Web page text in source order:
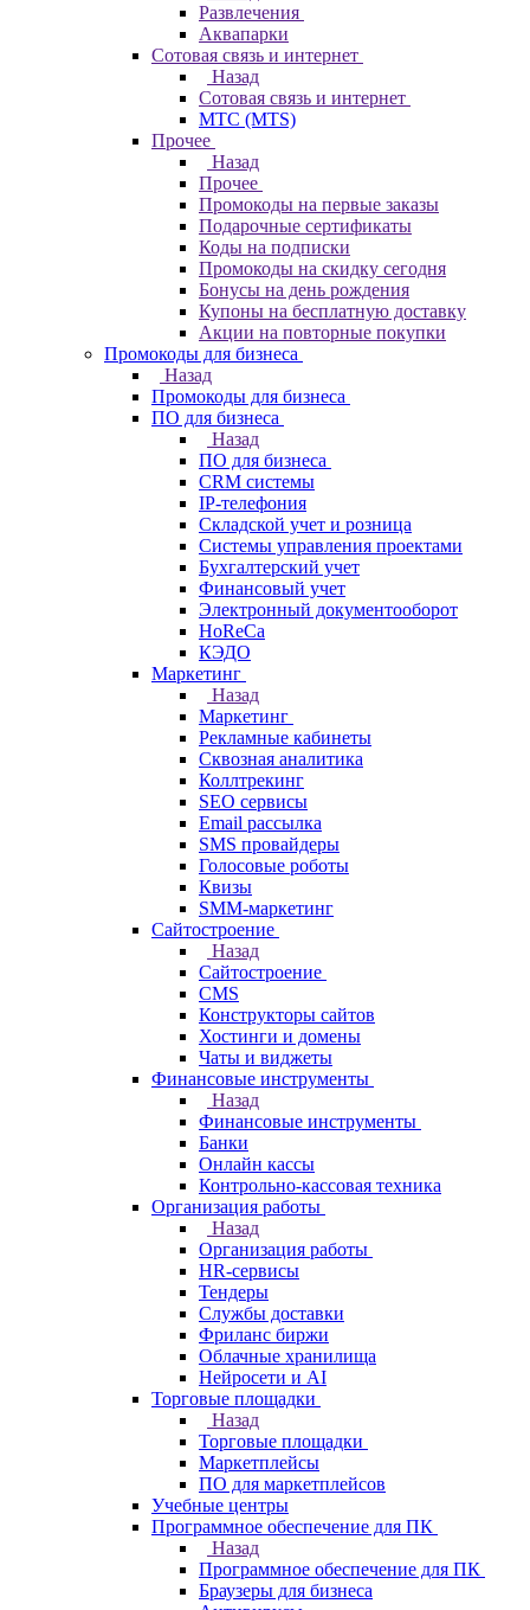
Развлечения
Аквапарки
Сотовая связь и интернет
Назад
Сотовая связь и интернет
МТС (MTS)
Прочее
Назад
Прочее
Промокоды на первые заказы
Подарочные сертификаты
Коды на подписки
Промокоды на скидку сегодня
Бонусы на день рождения
Купоны на бесплатную доставку
Акции на повторные покупки
Промокоды для бизнеса
Назад
Промокоды для бизнеса
ПО для бизнеса
Назад
ПО для бизнеса
CRM системы
IP-телефония
Складской учет и розница
Системы управления проектами
Бухгалтерский учет
Финансовый учет
Электронный документооборот
HoReCa
КЭДО
Маркетинг
Назад
Маркетинг
Рекламные кабинеты
Cквозная аналитика
Коллтрекинг
SEO сервисы
Email расcылка
SMS провайдеры
Голосовые роботы
Квизы
SMM-маркетинг
Сайтостроение
Назад
Сайтостроение
CMS
Конструкторы сайтов
Хостинги и домены
Чаты и виджеты
Финансовые инструменты
Назад
Финансовые инструменты
Банки
Онлайн кассы
Контрольно-кассовая техника
Организация работы
Назад
Организация работы
HR-сервисы
Тендеры
Службы доставки
Фриланс биржи
Облачные хранилища
Нейросети и AI
Торговые площадки
Назад
Торговые площадки
Маркетплейсы
ПО для маркетплейсов
Учебные центры
Программное обеспечение для ПК
Назад
Программное обеспечение для ПК
Браузеры для бизнеса